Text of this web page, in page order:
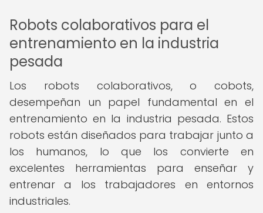
Robots colaborativos para el
entrenamiento en la industria
pesada
Los robots colaborativos, o cobots,
desempeñan un papel fundamental en el
entrenamiento en la industria pesada. Estos
robots están diseñados para trabajar junto a
los humanos, lo que los convierte en
excelentes herramientas para enseñar y
entrenar a los trabajadores en entornos
industriales.